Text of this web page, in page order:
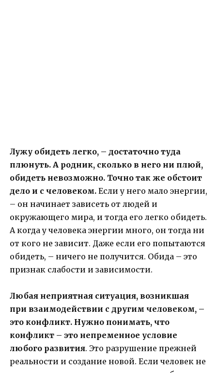
Лужу обидеть легко, – достаточно туда
плюнуть. А родник, сколько в него ни плюй,
обидеть невозможно. Точно так же обстоит
дело и с человеком. Если у него мало энергии,
– он начинает зависеть от людей и
окружающего мира, и тогда его легко обидеть.
А когда у человека энергии много, он тогда ни
от кого не зависит. Даже если его попытаются
обидеть, – ничего не получится. Обида – это
признак слабости и зависимости.
Любая неприятная ситуация, возникшая
при взаимодействии с другим человеком, –
это конфликт. Нужно понимать, что
конфликт – это непременное условие
любого развития. Это разрушение прежней
реальности и создание новой. Если человек не